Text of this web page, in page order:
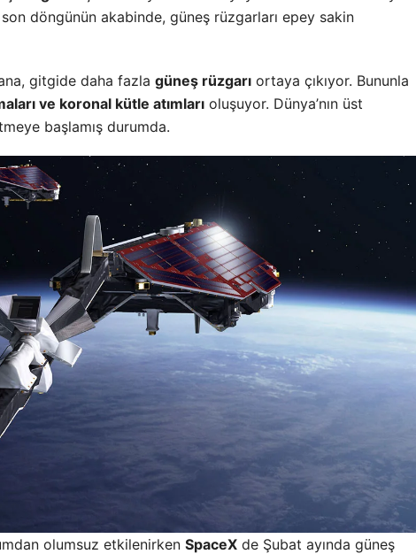
döngünün akabinde, güneş rüzgarları epey sakin
gitgide daha fazla güneş rüzgarı ortaya çıkıyor. Bununla
ve koronal kütle atımları oluşuyor. Dünya’nın üst
başlamış durumda.
olumsuz etkilenirken SpaceX de Şubat ayında güneş